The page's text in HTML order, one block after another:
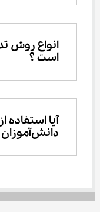
انواع روش
است ؟
آیا
دانش‌آموزان را افزایش می‌دهد ؟